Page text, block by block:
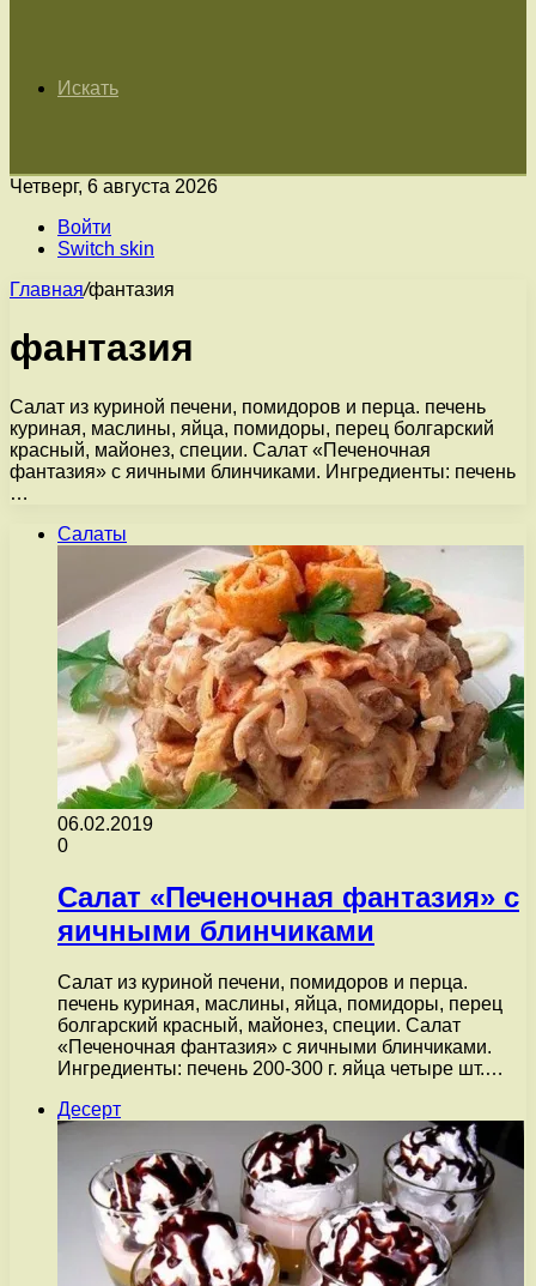
Искать
Четверг, 6 августа 2026
Войти
Switch skin
Главная/фантазия
фантазия
Салат из куриной печени, помидоров и перца. печень
куриная, маслины, яйца, помидоры, перец болгарский
красный, майонез, специи. Салат «Печеночная
фантазия» с яичными блинчиками. Ингредиенты: печень
…
Салаты
06.02.2019
0
Салат «Печеночная фантазия» с
яичными блинчиками
Салат из куриной печени, помидоров и перца.
печень куриная, маслины, яйца, помидоры, перец
болгарский красный, майонез, специи. Салат
«Печеночная фантазия» с яичными блинчиками.
Ингредиенты: печень 200-300 г. яйца четыре шт.…
Десерт